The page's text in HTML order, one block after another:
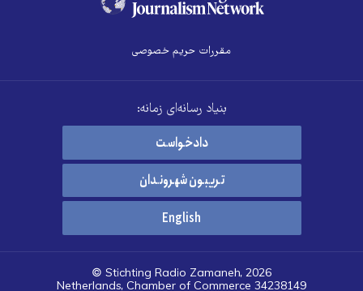
مقررات حریم خصوصی
بنیاد رسانه‌ای زمانه:
دادخواست
تریبون شهروندان
English
© Stichting Radio Zamaneh, 2026
Netherlands, Chamber of Commerce 34238149